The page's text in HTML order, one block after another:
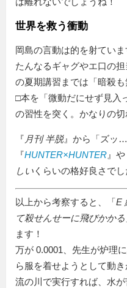
世界を救う衝動
岡島の言動は的を射ていま
たんなるギャグやエ口の
の夏期講習までは
暗殺
□本を
微動だにせず見入
の習性を突く。かなりの切
『 月刊 半脱』から「ズッ…
『HUNTER×HUNTER 』
しい くらいの格好良さでし
以上から考察すると、「E
て殺せんせーに飛びかかる
ます！
万が 0.0001、先生が炉理
ら服を着せようとして動
流の川で実行すれば、水